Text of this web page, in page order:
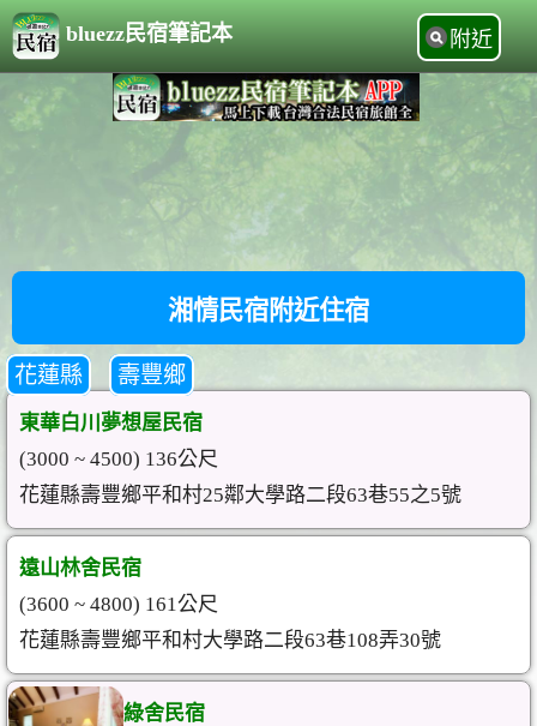
bluezz民宿筆記本 附近
湘情民宿附近住宿
花蓮縣 壽豐鄉
東華白川夢想屋民宿
(3000 ~ 4500) 136公尺
花蓮縣壽豐鄉平和村25鄰大學路二段63巷55之5號
遠山林舍民宿
(3600 ~ 4800) 161公尺
花蓮縣壽豐鄉平和村大學路二段63巷108弄30號
綠舍民宿